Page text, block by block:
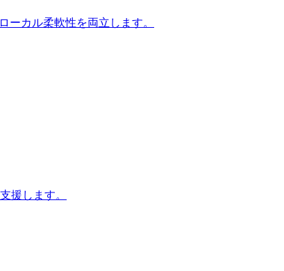
ーカル柔軟性を両立します。
援します。